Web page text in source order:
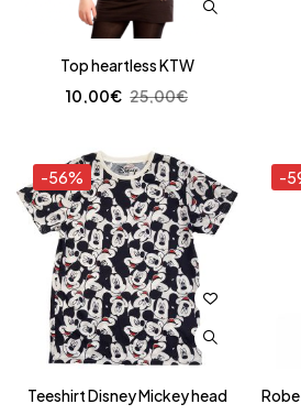
Top heartless KTW
25,00€
10,00€
-56%
Teeshirt Disney Mickey head
-